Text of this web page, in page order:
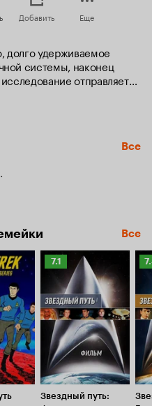
Добавить Еще
долго удерживаемое
системы, наконец
отправляется
построенный с
и оснащенный
столкнуться с
войну и спасти Землю
в таинственной
Все
Все
Рейтинг
Кинопоиска
7.1
7.1
Звездный путь: